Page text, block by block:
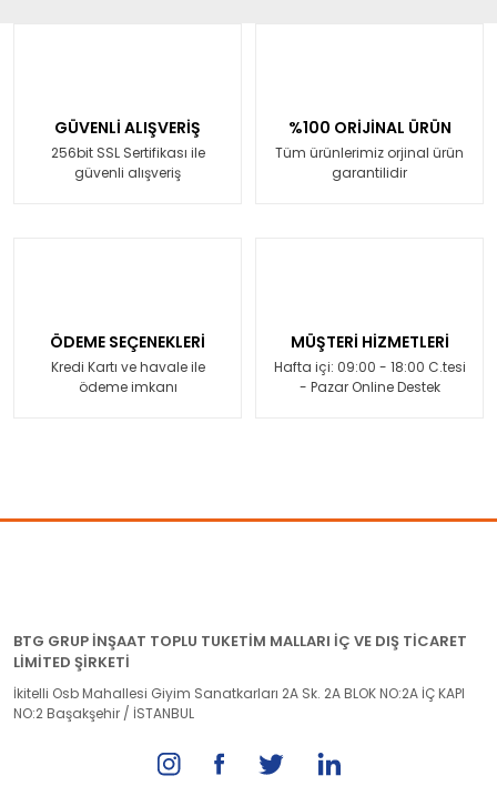
GÜVENLİ ALIŞVERİŞ
256bit SSL Sertifikası ile
güvenli alışveriş
%100 ORİJİNAL ÜRÜN
Tüm ürünlerimiz orjinal ürün
garantilidir
ÖDEME SEÇENEKLERİ
Kredi Kartı ve havale ile
ödeme imkanı
MÜŞTERİ HİZMETLERİ
Hafta içi: 09:00 - 18:00 C.tesi
- Pazar Online Destek
BTG GRUP İNŞAAT TOPLU TUKETİM MALLARI İÇ VE DIŞ TİCARET
LİMİTED ŞİRKETİ
İkitelli Osb Mahallesi Giyim Sanatkarları 2A Sk. 2A BLOK NO:2A İÇ KAPI
NO:2 Başakşehir / İSTANBUL